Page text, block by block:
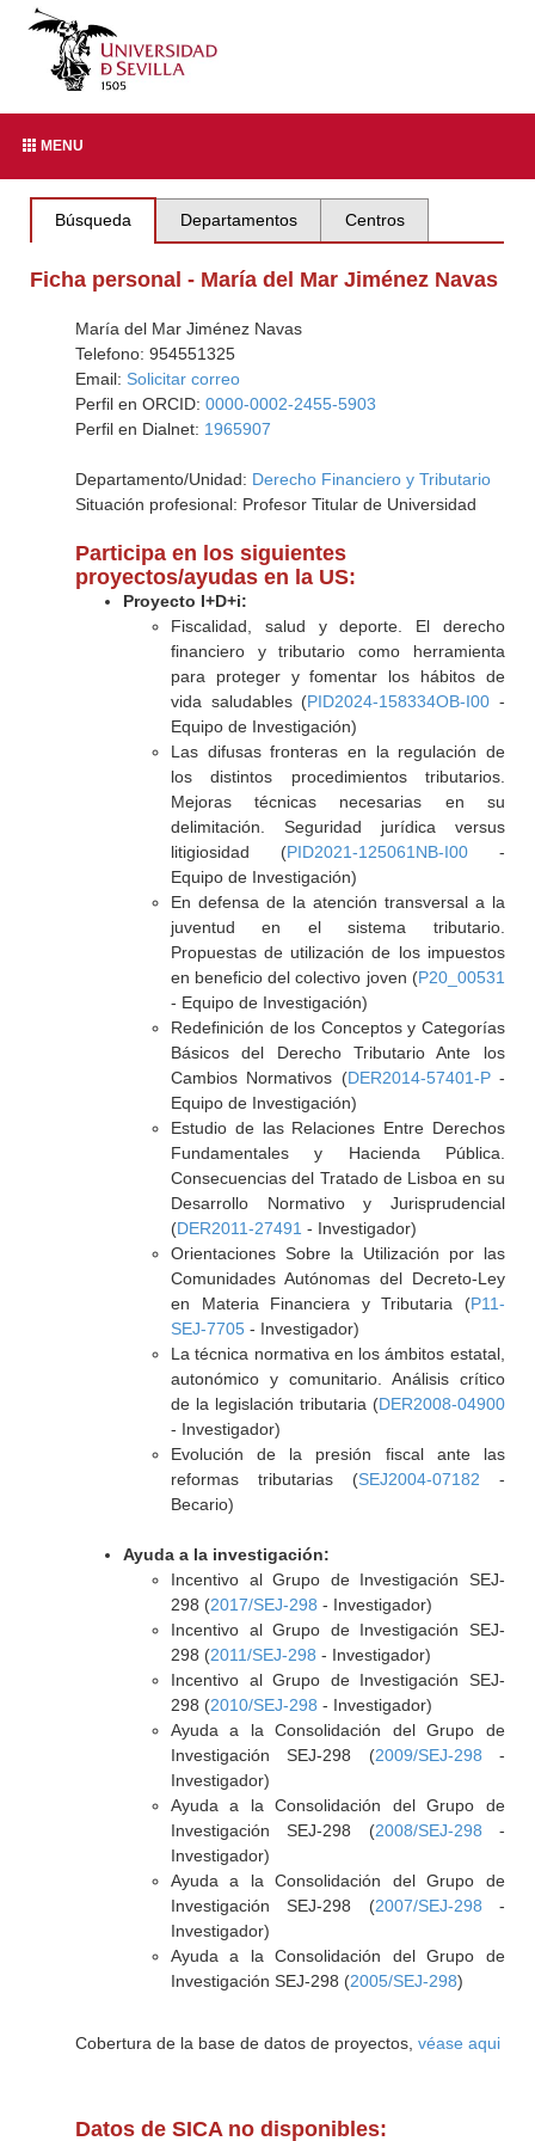
MENU
Búsqueda Departamentos Centros
Ficha personal - María del Mar Jiménez Navas
María del Mar Jiménez Navas
Telefono: 954551325
Email: Solicitar correo
Perfil en ORCID: 0000-0002-2455-5903
Perfil en Dialnet: 1965907
Departamento/Unidad: Derecho Financiero y Tributario
Situación profesional: Profesor Titular de Universidad
Participa en los siguientes
proyectos/ayudas en la US:
Proyecto I+D+i:
Fiscalidad, salud y deporte. El derecho
financiero y tributario como herramienta
para proteger y fomentar los hábitos de
vida saludables (PID2024-158334OB-I00 -
Equipo de Investigación)
Las difusas fronteras en la regulación de
los distintos procedimientos tributarios.
Mejoras técnicas necesarias en su
delimitación. Seguridad jurídica versus
litigiosidad (PID2021-125061NB-I00-
Equipo de Investigación)
En defensa de la atención transversal a la
juventud en el sistema tributario.
Propuestas de utilización de los impuestos
en beneficio del colectivo joven (P20_00531
- Equipo de Investigación)
Redefinición de los Conceptos y Categorías
Básicos del Derecho Tributario Ante los
Cambios Normativos (DER2014-57401-P-
Equipo de Investigación)
Estudio de las Relaciones Entre Derechos
Fundamentales y Hacienda Pública.
Consecuencias del Tratado de Lisboa en su
Desarrollo Normativo y Jurisprudencial
(DER2011-27491 - Investigador)
Orientaciones Sobre la Utilización por las
Comunidades Autónomas del Decreto-Ley
en Materia Financiera y Tributaria (P11-
SEJ-7705- Investigador)
La técnica normativa en los ámbitos estatal,
autonómico y comunitario. Análisis crítico
de la legislación tributaria (DER2008-04900
- Investigador)
Evolución de la presión fiscal ante las
reformas tributarias (SEJ2004-07182 -
Becario)
Ayuda a la investigación:
Incentivo al Grupo de Investigación SEJ-
298 (2017/SEJ-298 - Investigador)
Incentivo al Grupo de Investigación SEJ-
298 (2011/SEJ-298 - Investigador)
Incentivo al Grupo de Investigación SEJ-
298 (2010/SEJ-298 - Investigador)
Ayuda a la Consolidación del Grupo de
Investigación SEJ-298 (2009/SEJ-298 -
Investigador)
Ayuda a la Consolidación del Grupo de
Investigación SEJ-298 (2008/SEJ-298 -
Investigador)
Ayuda a la Consolidación del Grupo de
Investigación SEJ-298 (2007/SEJ-298 -
Investigador)
Ayuda a la Consolidación del Grupo de
Investigación SEJ-298 (2005/SEJ-298)
Cobertura de la base de datos de proyectos, véase aqui
Datos de SICA no disponibles: